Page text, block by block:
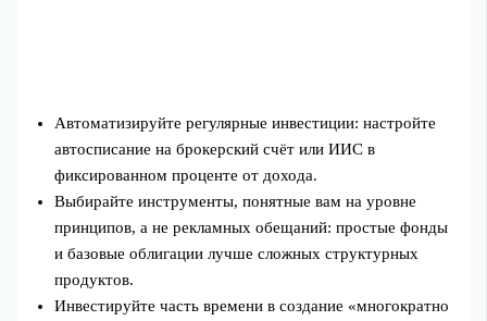
Автоматизируйте регулярные инвестиции: настройте
автосписание на брокерский счёт или ИИС в
фиксированном проценте от дохода.
Выбирайте инструменты, понятные вам на уровне
принципов, а не рекламных обещаний: простые фонды
и базовые облигации лучше сложных структурных
продуктов.
Инвестируйте часть времени в создание «многократно